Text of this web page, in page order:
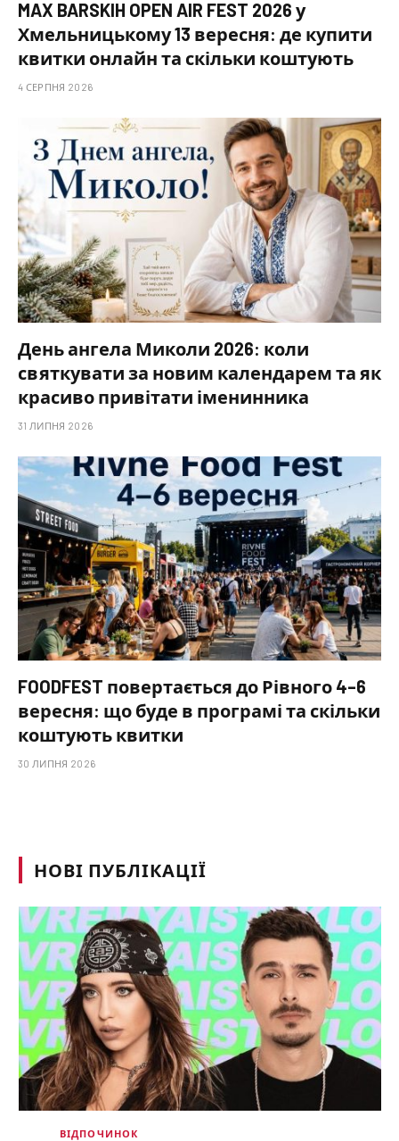
MAX BARSKIH OPEN AIR FEST 2026 у
Хмельницькому 13 вересня: де купити
квитки онлайн та скільки коштують
4 СЕРПНЯ 2026
День ангела Миколи 2026: коли
святкувати за новим календарем та як
красиво привітати іменинника
31 ЛИПНЯ 2026
FOODFEST повертається до Рівного 4–6
вересня: що буде в програмі та скільки
коштують квитки
30 ЛИПНЯ 2026
НОВІ ПУБЛІКАЦІЇ
ВІДПОЧИНОК